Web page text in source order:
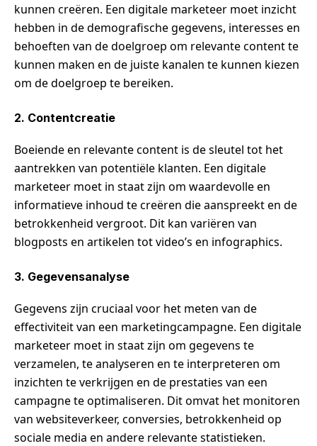
kunnen creëren. Een digitale marketeer moet inzicht
hebben in de demografische gegevens, interesses en
behoeften van de doelgroep om relevante content te
kunnen maken en de juiste kanalen te kunnen kiezen
om de doelgroep te bereiken.
2. Contentcreatie
Boeiende en relevante content is de sleutel tot het
aantrekken van potentiële klanten. Een digitale
marketeer moet in staat zijn om waardevolle en
informatieve inhoud te creëren die aanspreekt en de
betrokkenheid vergroot. Dit kan variëren van
blogposts en artikelen tot video’s en infographics.
3. Gegevensanalyse
Gegevens zijn cruciaal voor het meten van de
effectiviteit van een marketingcampagne. Een digitale
marketeer moet in staat zijn om gegevens te
verzamelen, te analyseren en te interpreteren om
inzichten te verkrijgen en de prestaties van een
campagne te optimaliseren. Dit omvat het monitoren
van websiteverkeer, conversies, betrokkenheid op
sociale media en andere relevante statistieken.